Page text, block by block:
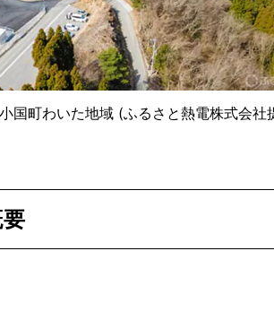
国町わいた地域 (ふるさと熱電株式会社